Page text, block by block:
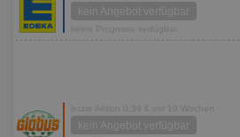
kein Angebot verfügbar
keine Prognose verfügbar
letzte Aktion 0,39 € vor 19 Wochen
kein Angebot verfügbar